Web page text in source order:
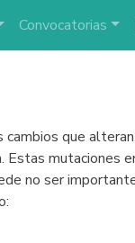
Convocatorias
que
Estas mutaciones
no ser